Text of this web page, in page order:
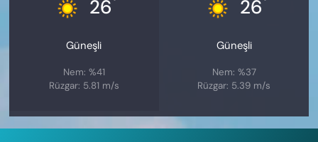
26
Güneşli
Nem: %41
Rüzgar: 5.81 m/s
26
Güneşli
Nem: %37
Rüzgar: 5.39 m/s